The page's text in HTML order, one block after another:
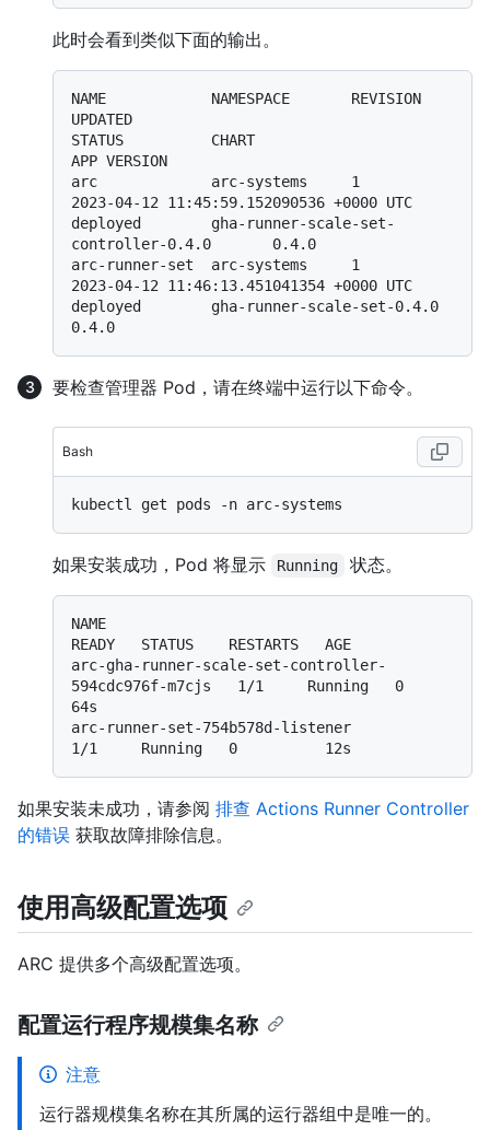
此时会看到类似下面的输出。
NAME            NAMESPACE       REVISION
UPDATED
STATUS          CHART
APP VERSION
arc             arc-systems     1
2023-04-12 11:45:59.152090536 +0000 UTC
deployed        gha-runner-scale-set-
controller-0.4.0       0.4.0
arc-runner-set  arc-systems     1
2023-04-12 11:46:13.451041354 +0000 UTC
deployed        gha-runner-scale-set-0.4.0
要检查管理器 Pod，请在终端中运行以下命令。
Bash
如果安装成功，Pod 将显示 Running 状态。
NAME
READY   STATUS    RESTARTS   AGE
arc-gha-runner-scale-set-controller-
594cdc976f-m7cjs   1/1     Running   0
64s
arc-runner-set-754b578d-listener
如果安装未成功，请参阅 排查 Actions Runner Controller
的错误 获取故障排除信息。
使用高级配置选项
ARC 提供多个高级配置选项。
配置运行程序规模集名称
注意
运行器规模集名称在其所属的运行器组中是唯一的。